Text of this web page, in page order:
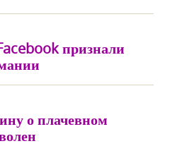
признали
о плачевном